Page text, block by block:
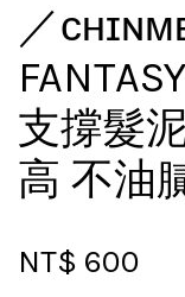
／
支撐髮
高 不油
NT$ 600